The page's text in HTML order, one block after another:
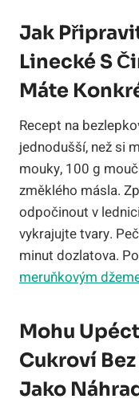
Jak
Linecké S
Máte
Recept na
jednodušší, než si
mouky, 100 g
změklého másla.
odpočinout v
vykrajujte tvary.
minut dozlatova.
meruňkovým
Mohu
Cukroví
Jako